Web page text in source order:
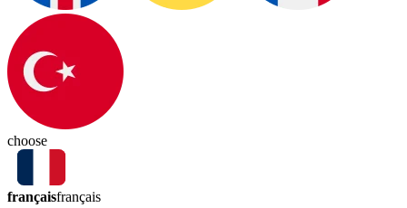
choose
françaisfrançais